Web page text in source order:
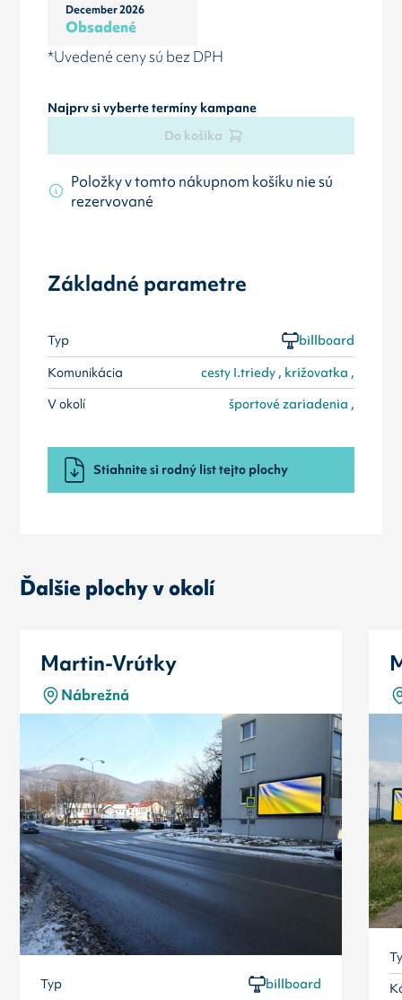
December 2026
Obsadené
*Uvedené ceny sú bez DPH
Najprv si vyberte termíny kampane
Do košíka
Položky v tomto nákupnom košíku nie sú
rezervované
Základné parametre
Typ
billboard
Komunikácia
cesty I.triedy , križovatka ,
V okolí
športové zariadenia ,
Stiahnite si rodný list tejto plochy
Ďalšie plochy v okolí
Martin-Vrútky
Nábrežná
Typ billboard